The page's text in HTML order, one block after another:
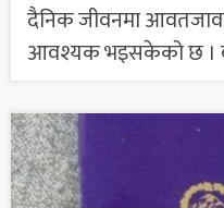
दैनिक जीवनमा
आवश्यक भइसकेको छ ।